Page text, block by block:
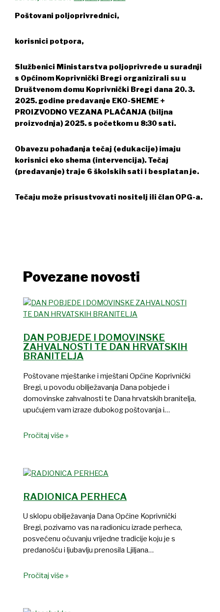
Poštovani poljoprivrednici,
korisnici potpora,
Službenici Ministarstva poljoprivrede u suradnji
s Općinom Koprivnički Bregi organizirali su u
Društvenom domu Koprivnički Bregi dana 20. 3.
2025. godine predavanje EKO-SHEME +
PROIZVODNO VEZANA PLAĆANJA (biljna
proizvodnja) 2025. s početkom u 8:30 sati.
Obavezu pohađanja tečaj (edukacije) imaju
korisnici eko shema (intervencija). Tečaj
(predavanje) traje 6 školskih sati i besplatan je.
Tečaju može prisustvovati nositelj ili član OPG-a.
Povezane novosti
DAN POBJEDE I DOMOVINSKE
ZAHVALNOSTI TE DAN HRVATSKIH
BRANITELJA
Poštovane mještanke i mještani Općine Koprivnički
Bregi, u povodu obilježavanja Dana pobjede i
domovinske zahvalnosti te Dana hrvatskih branitelja,
upućujem vam izraze dubokog poštovanja i…
Pročitaj više »
RADIONICA PERHECA
U sklopu obilježavanja Dana Općine Koprivnički
Bregi, pozivamo vas na radionicu izrade perheca,
posvećenu očuvanju vrijedne tradicije koju je s
predanošću i ljubavlju prenosila Ljiljana…
Pročitaj više »